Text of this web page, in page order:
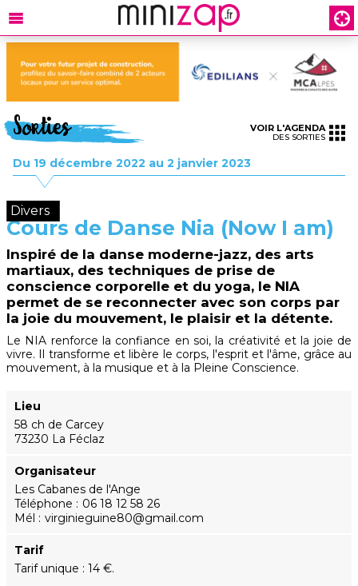
Sorties
Du 19 décembre 2022 au 2 janvier 2023
VOIR L'AGENDA
DES SORTIES
Divers
Cours de Danse Nia (Now I am)
Inspiré de la danse moderne-jazz, des arts
martiaux, des techniques de prise de
conscience corporelle et du yoga, le NIA
permet de se reconnecter avec son corps par
la joie du mouvement, le plaisir et la détente.
Le NIA renforce la confiance en soi, la créativité et la joie de
vivre. Il transforme et libère le corps, l'esprit et l'âme, grâce au
mouvement, à la musique et à la Pleine Conscience.
Lieu
58 ch de Carcey
73230 La Féclaz
Organisateur
Les Cabanes de l'Ange
Téléphone
06 18 12 58 26
Mél
virginieguine80@gmail.com
Tarif
Tarif unique : 14 €.